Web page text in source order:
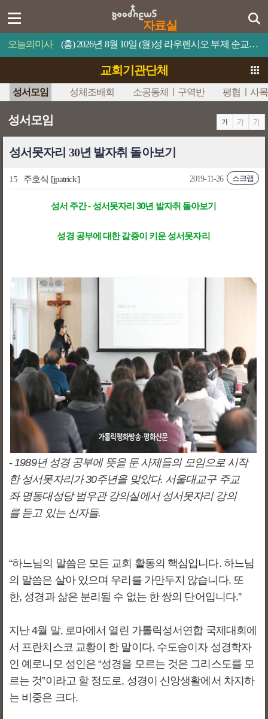
자료실
오늘의미사 (홍) 2026년 8월 10일 (월)성 라우렌시오 부제 순교자 축일누구든지 나를 섬기면 아버지께서 그를 존중해 주실 것이다.
교회기관단체
성서모임 성체조배회 소공동체ㅣ구역반 평협ㅣ사
성서모임
성서못자리 30년 발자취 돌아보기
15 주호식 [jpatrick] 스크랩
2019-11-26
성서 주간 - 성서못자리 30년 발자취 돌아보기
성경 공부에 대한 갈증이 키운 성서못자리
-1989년 성경 공부에 뜻을 둔 사제들의 모임으로 시작
한 성서못자리가 30주년을 맞았다. 서울대교구 주교
좌 명동대성당 범우관 강의실에서 성서못자리 강의
를 듣고 있는 신자들.
“하느님의 말씀은 모든 교회 활동의 핵심입니다. 하느님
의 말씀은 살아 있으며 우리를 가만두지 않습니다. 또
한, 성경과 삶은 분리될 수 없는 한 쌍의 단어입니다.”
지난 4월 말, 로마에서 열린 가톨릭성서연합 국제대회에
서 프란치스코 교황이 한 말이다. 수도승이자 성경학자
인 예로니모 성인은 “성경을 모르는 것은 그리스도를 모
르는 것”이라고 할 정도로, 성경이 신앙생활에서 차지하
는 비중은 크다.